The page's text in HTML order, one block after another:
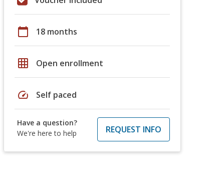
calendar_today 18 months
grid_on Open enrollment
speed Self paced
Have a question?
We're here to help
REQUEST INFO